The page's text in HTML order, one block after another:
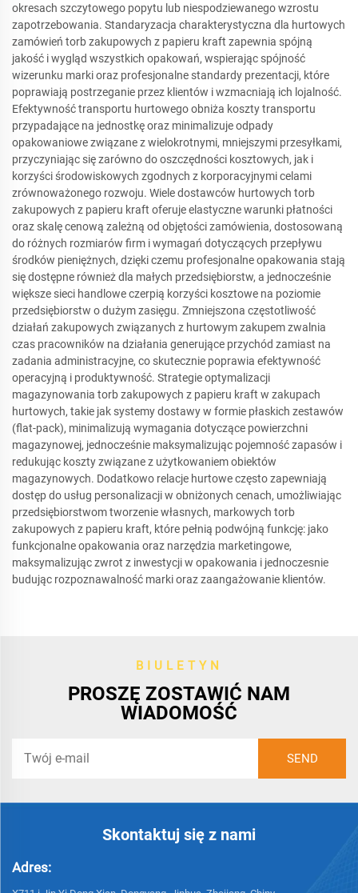
okresach szczytowego popytu lub niespodziewanego wzrostu
zapotrzebowania. Standaryzacja charakterystyczna dla hurtowych
zamówień torb zakupowych z papieru kraft zapewnia spójną
jakość i wygląd wszystkich opakowań, wspierając spójność
wizerunku marki oraz profesjonalne standardy prezentacji, które
poprawiają postrzeganie przez klientów i wzmacniają ich lojalność.
Efektywność transportu hurtowego obniża koszty transportu
przypadające na jednostkę oraz minimalizuje odpady
opakowaniowe związane z wielokrotnymi, mniejszymi przesyłkami,
przyczyniając się zarówno do oszczędności kosztowych, jak i
korzyści środowiskowych zgodnych z korporacyjnymi celami
zrównoważonego rozwoju. Wiele dostawców hurtowych torb
zakupowych z papieru kraft oferuje elastyczne warunki płatności
oraz skalę cenową zależną od objętości zamówienia, dostosowaną
do różnych rozmiarów firm i wymagań dotyczących przepływu
środków pieniężnych, dzięki czemu profesjonalne opakowania stają
się dostępne również dla małych przedsiębiorstw, a jednocześnie
większe sieci handlowe czerpią korzyści kosztowe na poziomie
przedsiębiorstw o dużym zasięgu. Zmniejszona częstotliwość
działań zakupowych związanych z hurtowym zakupem zwalnia
czas pracowników na działania generujące przychód zamiast na
zadania administracyjne, co skutecznie poprawia efektywność
operacyjną i produktywność. Strategie optymalizacji
magazynowania torb zakupowych z papieru kraft w zakupach
hurtowych, takie jak systemy dostawy w formie płaskich zestawów
(flat-pack), minimalizują wymagania dotyczące powierzchni
magazynowej, jednocześnie maksymalizując pojemność zapasów i
redukując koszty związane z użytkowaniem obiektów
magazynowych. Dodatkowo relacje hurtowe często zapewniają
dostęp do usług personalizacji w obniżonych cenach, umożliwiając
przedsiębiorstwom tworzenie własnych, markowych torb
zakupowych z papieru kraft, które pełnią podwójną funkcję: jako
funkcjonalne opakowania oraz narzędzia marketingowe,
maksymalizując zwrot z inwestycji w opakowania i jednoczesnie
budując rozpoznawalność marki oraz zaangażowanie klientów.
BIULETYN
PROSZĘ ZOSTAWIĆ NAM
WIADOMOŚĆ
Skontaktuj się z nami
Adres: